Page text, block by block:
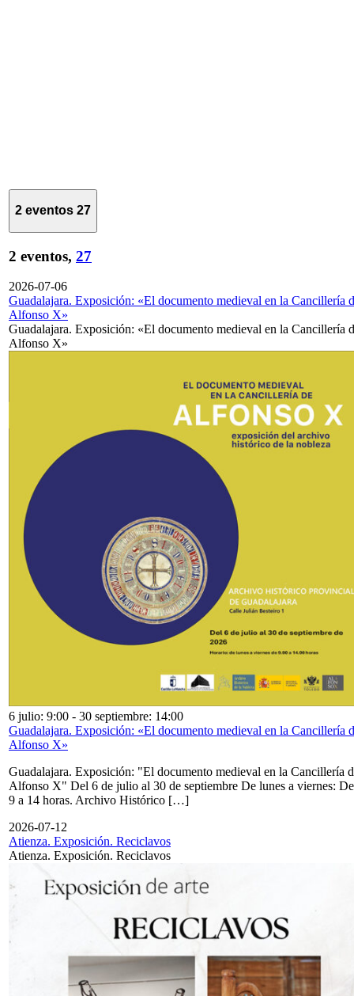
2 eventos 27
2 eventos, 27
2026-07-06
Guadalajara. Exposición: «El documento medieval en la Cancillería
Alfonso X»
Guadalajara. Exposición: «El documento medieval en la Cancillería
Alfonso X»
6 julio: 9:00 - 30 septiembre: 14:00
Guadalajara. Exposición: «El documento medieval en la Cancillería
Alfonso X»
Guadalajara. Exposición: "El documento medieval en la Cancillería
Alfonso X" Del 6 de julio al 30 de septiembre De lunes a viernes: De
9 a 14 horas. Archivo Histórico […]
2026-07-12
Atienza. Exposición. Reciclavos
Atienza. Exposición. Reciclavos